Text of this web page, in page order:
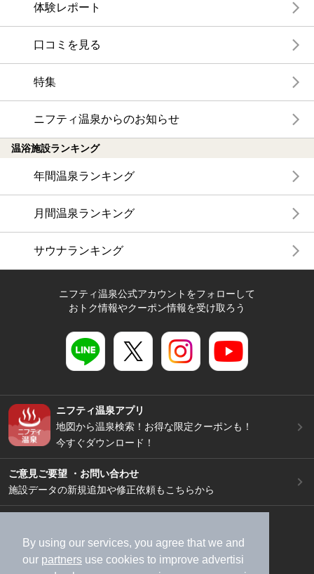
By using our services, you agree that we and
our partners use cookies to improve advertisi
体験レポート
口コミを見る
特集
ニフティ温泉からのお知らせ
温浴施設ランキング
年間温泉ランキング
月間温泉ランキング
サウナランキング
ニフティ温泉公式アカウントをフォローして
おトク情報やクーポン情報を受け取ろう
ニフティ温泉アプリ
地図から温泉検索！お得な限定クーポンも！
今すぐダウンロード！
ご意見ご要望 ・お問い合わせ
施設データの新規追加や修正依頼もこちらから
加盟店募集（資料請求）
広告出稿のご案内
利用規約
ライフスタイルMEMBERS+規約